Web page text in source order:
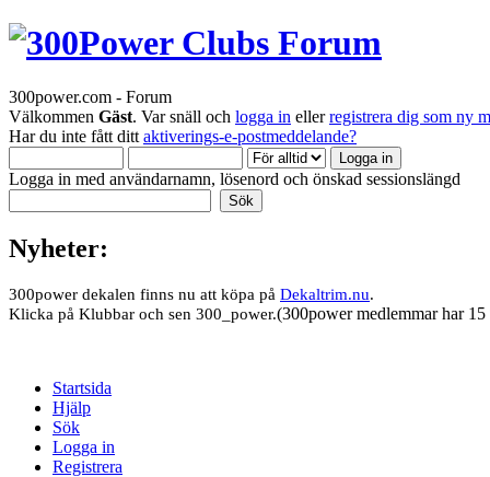
300power.com - Forum
Välkommen Gäst. Var snäll och logga in ellerregistrera dig som ny
Har du inte fått ditt aktiverings-e-postmeddelande?
Logga in med användarnamn, lösenord och önskad sessionslängd
Nyheter:
300power dekalen finns nu att köpa på Dekaltrim.nu.
Klicka på Klubbar och sen 300_power.(300power medlemmar har 15
Startsida
Hjälp
Sök
Logga in
Registrera